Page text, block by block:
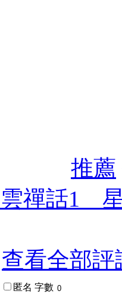
推薦
禪話1
查看全部評
匿名 字數